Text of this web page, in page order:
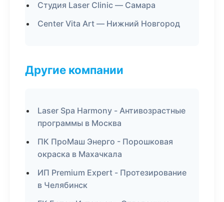
Студия Laser Clinic — Самара
Center Vita Art — Нижний Новгород
Другие компании
Laser Spa Harmony - Антивозрастные
программы в Москва
ПК ПроМаш Энерго - Порошковая
окраска в Махачкала
ИП Premium Expert - Протезирование
в Челябинск